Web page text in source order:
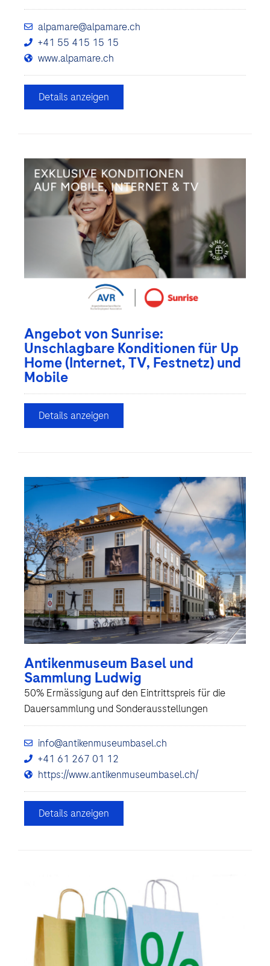
alpamare@alpamare.ch
+41 55 415 15 15
www.alpamare.ch
Details anzeigen
Angebot von Sunrise:
Unschlagbare Konditionen für Up
Home (Internet, TV, Festnetz) und
Mobile
Details anzeigen
Antikenmuseum Basel und
Sammlung Ludwig
50% Ermässigung auf den Eintrittspreis für die
Dauersammlung und Sonderausstellungen
info@antikenmuseumbasel.ch
+41 61 267 01 12
https://www.antikenmuseumbasel.ch/
Details anzeigen